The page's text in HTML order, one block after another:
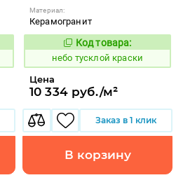
Материал:
Керамогранит
1122664
Код товара:
небо тусклой краски
Цена
10 334 руб./м²
Заказ в 1 клик
В корзину